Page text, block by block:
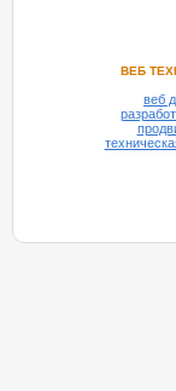
ВЕБ
веб